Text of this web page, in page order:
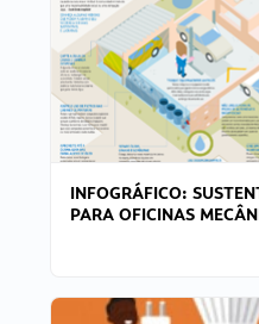
INFOGRÁFICO:
PARA OFICINAS